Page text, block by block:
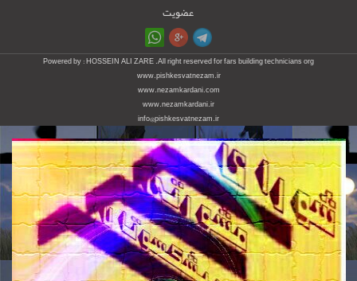
عضویت
Powered by : HOSSEIN ALI ZARE .All right reserved for fars building technicians org
www.pishkesvatnezam.ir
www.nezamkardani.com
www.nezamkardani.ir
info@pishkesvatnezam.ir